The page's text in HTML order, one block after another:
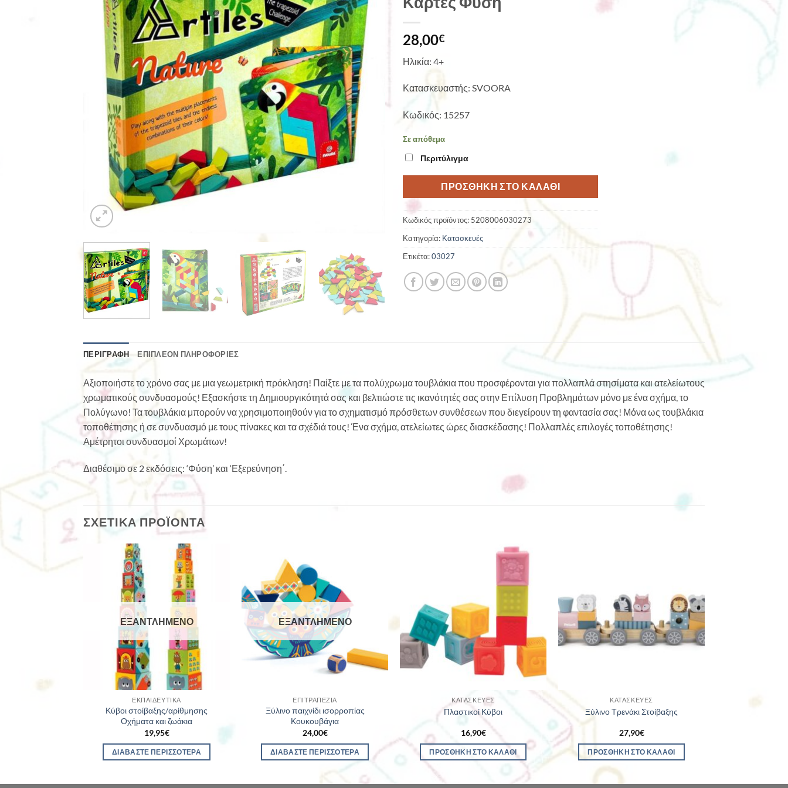
28,00€
Ηλικία: 4+
Κατασκευαστής: SVOORA
Κωδικός: 15257
Σε απόθεμα
Περιτύλιγμα
ΠΡΟΣΘΉΚΗ ΣΤΟ ΚΑΛΆΘΙ
Κωδικός προϊόντος: 5208006030273
Κατηγορία: Κατασκευές
Ετικέτα:03027
ΠΕΡΙΓΡΑΦΉ ΕΠΙΠΛΈΟΝ ΠΛΗΡΟΦΟΡΊΕΣ
Αξιοποιήστε το χρόνο σας με μια γεωμετρική πρόκληση! Παίξτε με τα πολύχρωμα τουβλάκια που προσφέρονται για πολλαπλά στησίματα και ατελείωτους
χρωματικούς συνδυασμούς! Εξασκήστε τη Δημιουργικότητά σας και βελτιώστε τις ικανότητές σας στην Επίλυση Προβλημάτων μόνο με ένα σχήμα, το
Πολύγωνο! Τα τουβλάκια μπορούν να χρησιμοποιηθούν για το σχηματισμό πρόσθετων συνθέσεων που διεγείρουν τη φαντασία σας! Μόνα ως τουβλάκια
τοποθέτησης ή σε συνδυασμό με τους πίνακες και τα σχέδιά τους! Ένα σχήμα, ατελείωτες ώρες διασκέδασης! Πολλαπλές επιλογές τοποθέτησης!
Αμέτρητοι συνδυασμοί Χρωμάτων!
Διαθέσιμο σε 2 εκδόσεις: ‘Φύση’ και ‘Εξερεύνηση΄.
ΣΧΕΤΙΚΆ ΠΡΟΪΌΝΤΑ
ΕΞΑΝΤΛΗΜΈΝΟ
ΕΚΠΑΙΔΕΥΤΙΚΆ
Κύβοι στοίβαξης/αρίθμησης
Οχήματα και ζωάκια
19,95€
ΔΙΑΒΆΣΤΕ ΠΕΡΙΣΣΌΤΕΡΑ
ΕΞΑΝΤΛΗΜΈΝΟ
ΕΠΙΤΡΑΠΈΖΙΑ
Ξύλινο παιχνίδι ισορροπίας
Κουκουβάγια
24,00€
ΔΙΑΒΆΣΤΕ ΠΕΡΙΣΣΌΤΕΡΑ
ΚΑΤΑΣΚΕΥΈΣ
Πλαστικοί Κύβοι
16,90€
ΠΡΟΣΘΉΚΗ ΣΤΟ ΚΑΛΆΘΙ
ΚΑΤΑΣΚΕΥΈΣ
Ξύλινο Τρενάκι Στοίβαξης
27,90€
ΠΡΟΣΘΉΚΗ ΣΤΟ ΚΑΛΆΘΙ